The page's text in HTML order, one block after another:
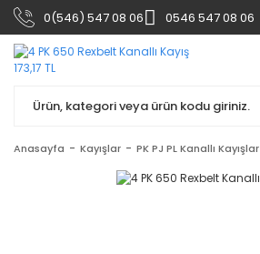
0(546) 547 08 06 0546 547 08 06
Anasayfa Kayışlar PK PJ PL Kanallı Kayışlar